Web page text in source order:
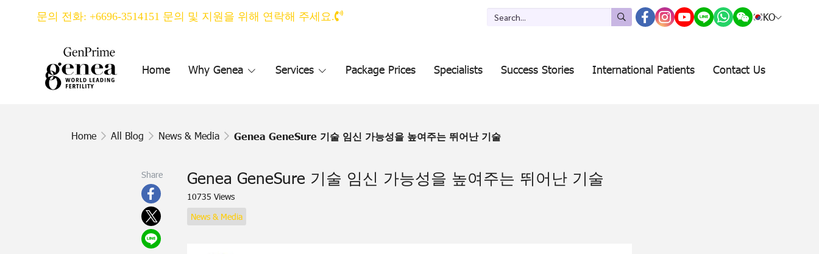
문의 전화: +6696-3514151 문의 및 지원을 위해 연락해 주세요. KO
Home Why Genea Services Package Prices Specialists Success Stories International Patients Contact Us
Home All Blog News & Media Genea GeneSure 기술 임신 가능성을 높여주는 뛰어난 기술
Share Genea GeneSure 기술 임신 가능성을 높여주는 뛰어난 기술
10735 Views
News & Media